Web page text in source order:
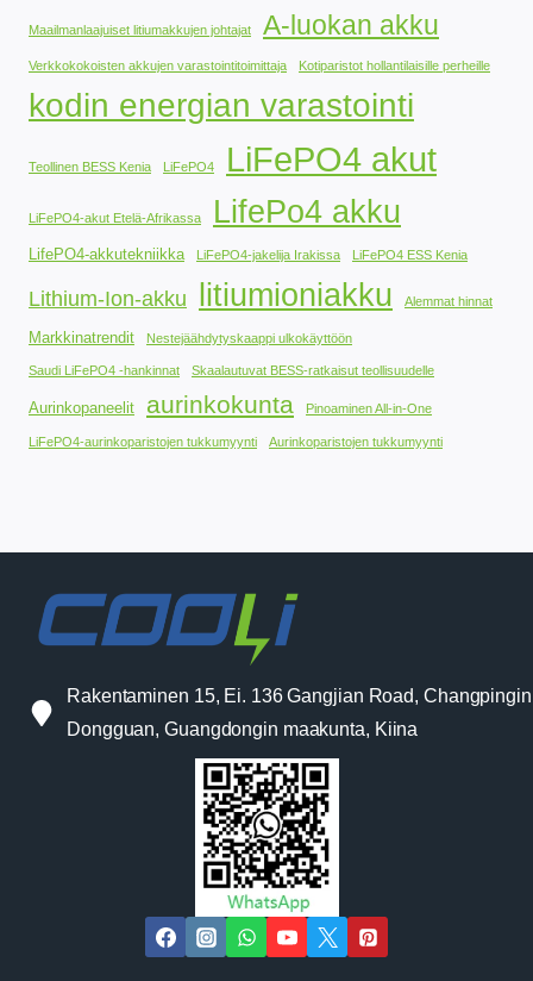
Maailmanlaajuiset litiumakkujen johtajat A-luokan akku
Verkkokokoisten akkujen varastointitoimittaja Kotiparistot hollantilaisille perheille
kodin energian varastointi
Teollinen BESS Kenia LiFePO4 LiFePO4 akut
LiFePO4-akut Etelä-Afrikassa LifePo4 akku
LifePO4-akkutekniikka LiFePO4-jakelija Irakissa LiFePO4 ESS Kenia
Lithium-Ion-akku litiumioniakku Alemmat hinnat
Markkinatrendit Nestejäähdytyskaappi ulkokäyttöön
Saudi LiFePO4 -hankinnat Skaalautuvat BESS-ratkaisut teollisuudelle
Aurinkopaneelit aurinkokunta Pinoaminen All-in-One
LiFePO4-aurinkoparistojen tukkumyynti Aurinkoparistojen tukkumyynti
Rakentaminen 15, Ei. 136 Gangjian Road,
Dongguan, Guangdongin maakunta, Kiina